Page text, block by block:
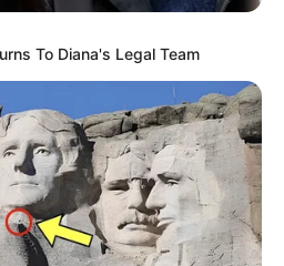
To Diana's Legal Team